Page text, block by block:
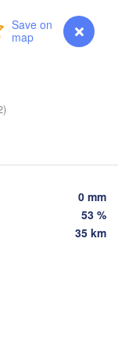
Forecast
0 mm
53 %
35 km
Брянск
(Bryansk)